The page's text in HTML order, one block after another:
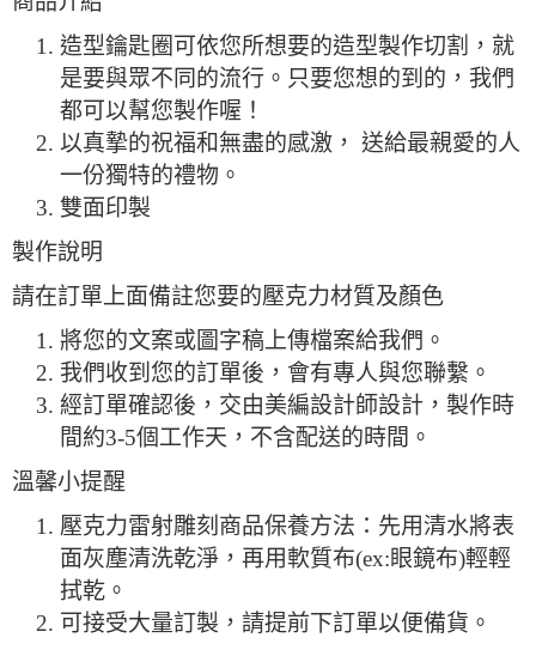
造型鑰匙圈可依您所想要的造型製作切割，就
是要與眾不同的流行。只要您想的到的，我們
都可以幫您製作喔！
以真摯的祝福和無盡的感激， 送給最親愛的人
一份獨特的禮物。
雙面印製
製作說明
請在訂單上面備註您要的壓克力材質及顏色
將您的文案或圖字稿上傳檔案給我們。
我們收到您的訂單後，會有專人與您聯繫。
經訂單確認後，交由美編設計師設計，製作時
間約3-5個工作天，不含配送的時間。
溫馨小提醒
壓克力雷射雕刻商品保養方法：先用清水將表
面灰塵清洗乾淨，再用軟質布(ex:眼鏡布)輕輕
拭乾。
可接受大量訂製，請提前下訂單以便備貨。